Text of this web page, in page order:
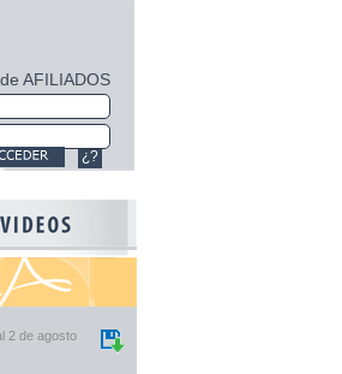
AFILIADOS
¿?
2 de agosto